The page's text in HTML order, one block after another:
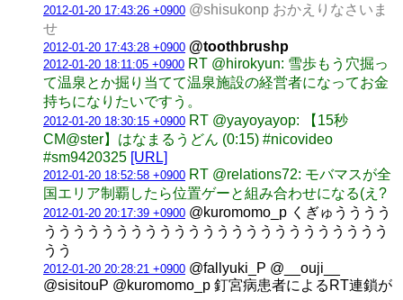
2012-01-20 17:43:26 +0900 @shisukonp おかえりなさいま
せ
2012-01-20 17:43:28 +0900 @toothbrushp
2012-01-20 18:11:05 +0900 RT @hirokyun: 雪歩もう穴掘っ
て温泉とか掘り当てて温泉施設の経営者になってお金
持ちになりたいですう。
2012-01-20 18:30:15 +0900 RT @yayoyayop: 【15秒
CM@ster】はなまるうどん (0:15) #nicovideo
#sm9420325 [URL]
2012-01-20 18:52:58 +0900 RT @relations72: モバマスが全
国エリア制覇したら位置ゲーと組み合わせになる(え?
2012-01-20 20:17:39 +0900 @kuromomo_p くぎゅうううう
うううううううううううううううううううううううう
うう
2012-01-20 20:28:21 +0900 @fallyuki_P @__ouji__
@sisitouP @kuromomo_p 釘宮病患者によるRT連鎖が